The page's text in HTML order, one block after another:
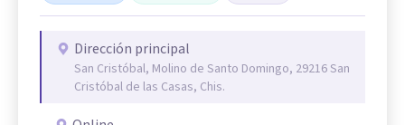
Dirección principal
San Cristóbal, Molino de Santo Domingo, 29216 San
Cristóbal de las Casas, Chis.